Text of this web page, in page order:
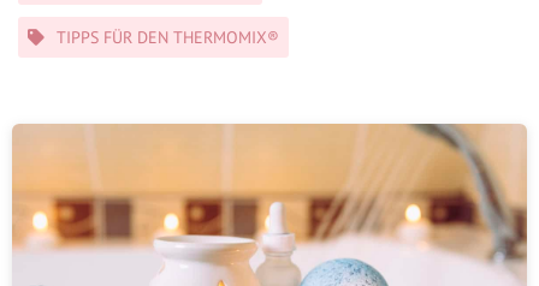
TIPPS FÜR DEN THERMOMIX®